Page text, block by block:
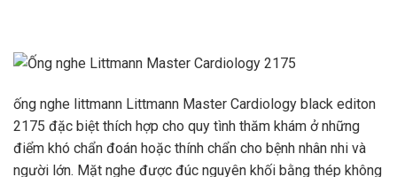
ống nghe littmann Littmann Master Cardiology black editon
2175 đặc biệt thích hợp cho quy tình thăm khám ở những
điểm khó chẩn đoán hoặc thính chẩn cho bệnh nhân nhi và
người lớn. Mặt nghe được đúc nguyên khối bằng thép không